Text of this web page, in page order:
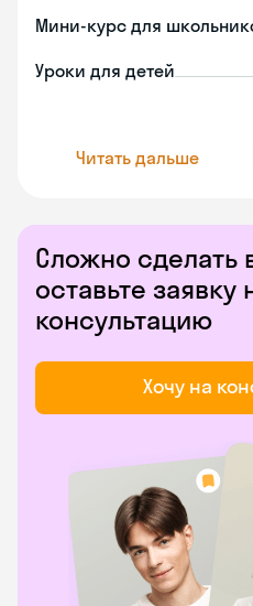
Мини-курс для
Уроки для детей
Читать дальше
Сложно
оставьте
консультацию
Хочу на